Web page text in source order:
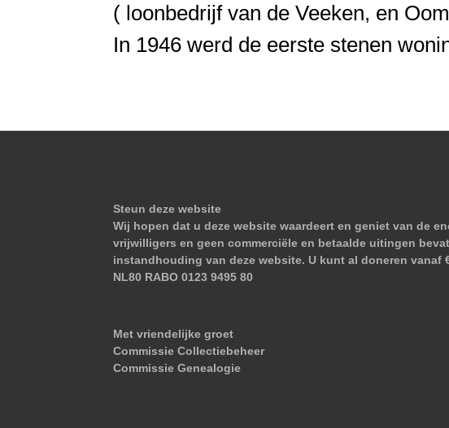
( loonbedrijf van de Veeken, en
In 1946 werd de eerste stenen
Steun deze website
Wij hopen dat u deze website waardeert en geniet van de
vrijwilligers en geen commerciële en betaalde uitingen
instandhouding van deze website. U kunt al doneren
NL80 RABO 0123 9495 80
Met vriendelijke groet
Commissie Collectiebeheer
Commissie Genealogie